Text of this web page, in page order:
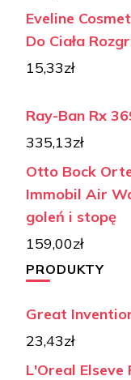
Eveline
Do Ciała
15,33zł
Ray-Ban Rx
335,13zł
Otto Bock
Immobil Air
goleń i stopę
159,00zł
PRODUKTY
Great
23,43zł
L'Oreal